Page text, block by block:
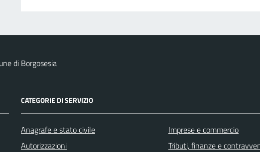
di Borgosesia
CATEGORIE DI SERVIZIO
Anagrafe e stato civile
Autorizzazioni
Imprese e commercio
Tributi, finanze e